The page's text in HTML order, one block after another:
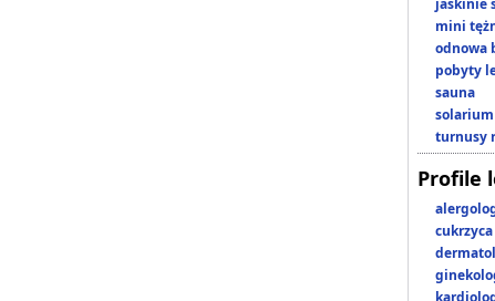
jaskinie
mini
odnowa
pobyty
sauna
solarium
turnusy
Profile
cukrzyca